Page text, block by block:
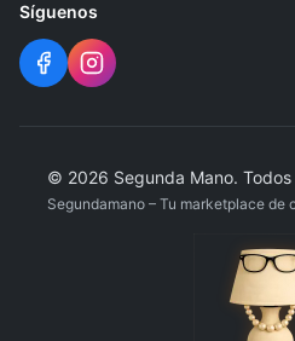
Síguenos
© 2026 Segunda Mano.
Segundamano – Tu marketplace de